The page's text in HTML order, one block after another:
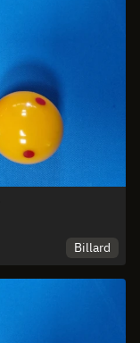
Billard